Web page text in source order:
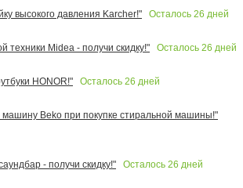
высокого давления Karcher!"
Осталось 26 дней
техники Midea - получи скидку!"
Осталось 26 дней
HONOR!"
Осталось 26 дней
Beko при покупке стиральной машины!"
- получи скидку!"
Осталось 26 дней